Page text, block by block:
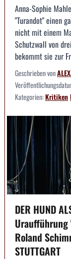
Anna-Sophie
"Turandot" einen
nicht mit einem
Schutzwall von
bekommt sie zur
Geschrieben von
Kategorien:Kritiken
DER HUND
Uraufführung
Roland
STUTTGART